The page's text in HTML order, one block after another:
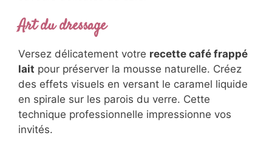
Verrerie adaptée
Choisissez des verres hauts de 300-350ml
pour mettre en valeur les couches de votre
création. Les verres en verre borosilicate
résistent aux chocs thermiques et préservent
la température. Évitez le plastique qui altère
les saveurs délicates du café.